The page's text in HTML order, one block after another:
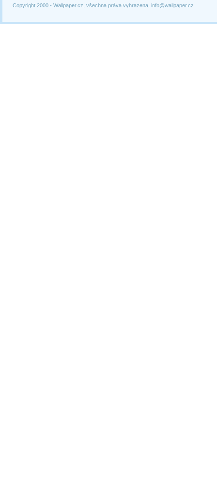
Copyright 2000 - Wallpaper.cz, všechna práva vyhrazena, info@wallpaper.cz